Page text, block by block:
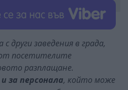
други заведения в града,
посетителите
разплащане.
за персонала, който може